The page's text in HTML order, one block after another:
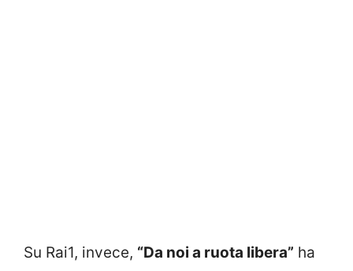
Su Rai1, invece, “Da noi a ruota libera” ha